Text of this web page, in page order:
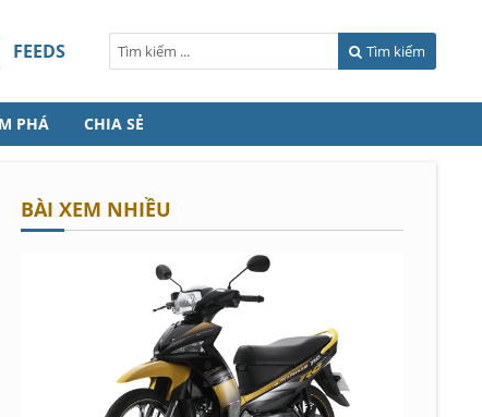
FEEDS Tìm kiếm
PHÁ CHIA SẺ
BÀI XEM NHIỀU